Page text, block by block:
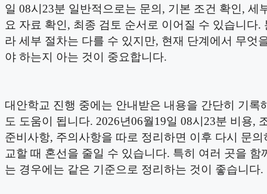
일 08시23분 일반적으로는 문의, 기본 조건 확인, 세
요 자료 확인, 최종 검토 순서로 이어질 수 있습니다.
라 세부 절차는 다를 수 있지만, 현재 단계에서 무엇
야 하는지 아는 것이 중요합니다.
대안학교 진행 중에는 안내받은 내용을 간단히 기록
도 도움이 됩니다. 2026년06월19일 08시23분 비용,
준비사항, 주의사항을 따로 정리하면 이후 다시 문의
교할 때 혼선을 줄일 수 있습니다. 특히 여러 곳을 함
는 경우에는 같은 기준으로 정리하는 것이 좋습니다.